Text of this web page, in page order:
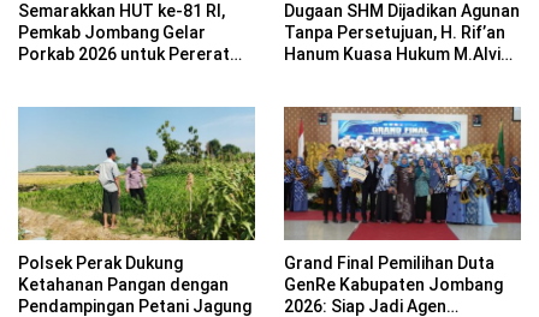
Semarakkan HUT ke-81 RI,
Pemkab Jombang Gelar
Porkab 2026 untuk Pererat
Dugaan SHM Dijadikan Agunan
Tanpa Persetujuan, H. Rif’an
Hanum Kuasa Hukum M.Alvin
Polsek Perak Dukung
Ketahanan Pangan dengan
Pendampingan Petani Jagung
Grand Final Pemilihan Duta
GenRe Kabupaten Jombang
2026: Siap Jadi Agen